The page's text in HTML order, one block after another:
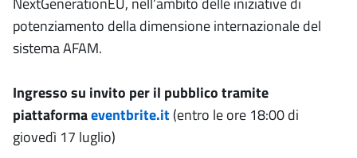
potenziamento della dimensione internazionale del
sistema AFAM.
Ingresso su invito per il pubblico tramite
piattaformaeventbrite.it(entro le ore 18:00 di
giovedì 17 luglio)